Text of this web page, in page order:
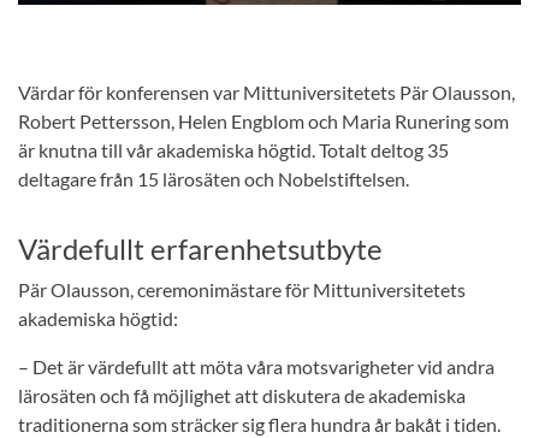
Värdar för konferensen var Mittuniversitetets Pär Olausson,
Robert Pettersson, Helen Engblom och Maria Runering som
är knutna till vår akademiska högtid. Totalt deltog 35
deltagare från 15 lärosäten och Nobelstiftelsen.
Värdefullt erfarenhetsutbyte
Pär Olausson, ceremonimästare för Mittuniversitetets
akademiska högtid:
– Det är värdefullt att möta våra motsvarigheter vid andra
lärosäten och få möjlighet att diskutera de akademiska
traditionerna som sträcker sig flera hundra år bakåt i tiden.